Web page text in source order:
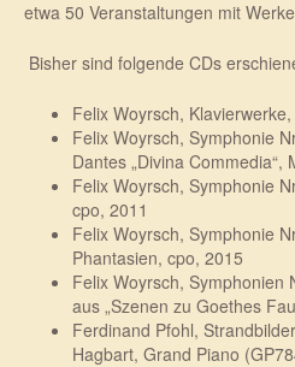
etwa 50 Veranstaltungen mit
Bisher sind folgende CDs
Felix Woyrsch,
Felix Woyrsch, Symphonie
Dantes „Divina Commedia“,
Felix Woyrsch, Symphonie
cpo, 2011
Felix Woyrsch, Symphonie
Phantasien, cpo, 2015
Felix Woyrsch, Symphonien
aus „Szenen zu Goethes
Ferdinand Pfohl,
Hagbart, Grand Piano